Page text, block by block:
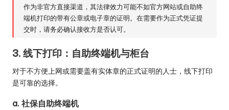
作为非官方直接渠道，其法律效力可能不如官方网站或自助终
端机打印的带有公章或电子章的证明。在需要作为正式凭证提
交时，请务必确认接收方是否认可。
3. 线下打印：自助终端机与柜台
对于不方便上网或需要盖有实体章的正式证明的人士，线下打印
是可靠的选择。
a. 社保自助终端机